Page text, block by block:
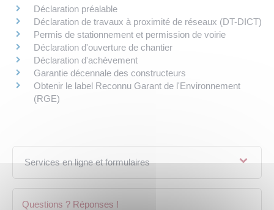
Déclaration préalable
Déclaration de travaux à proximité de réseaux (DT-DICT)
Permis de stationnement et permission de voirie
Déclaration d'ouverture de chantier
Déclaration d'achèvement
Garantie décennale des constructeurs
Obtenir le label Reconnu Garant de l'Environnement
(RGE)
Services en ligne et formulaires
Questions ? Réponses !